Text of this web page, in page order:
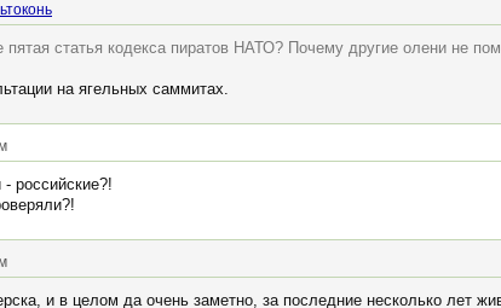
статья кодекса пиратов НАТО? Почему другие олени не
на ягельных саммитах.
российские?!
и в целом да очень заметно, за последние несколько лет